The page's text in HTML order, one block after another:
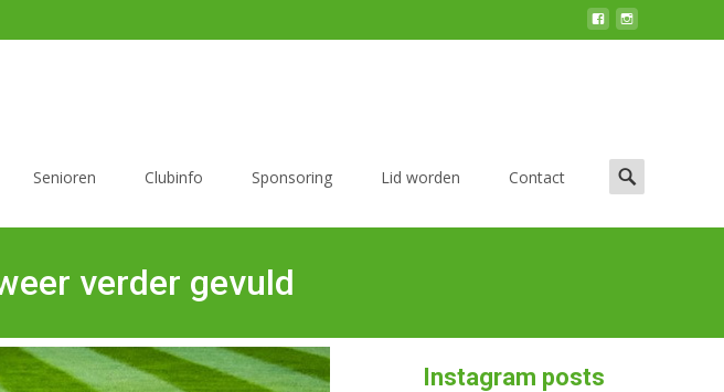
Senioren Clubinfo Sponsoring Lid worden Contact
verder gevuld
Instagram posts